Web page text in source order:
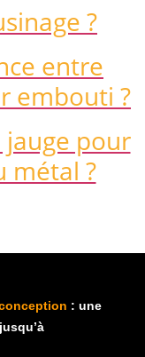
?
entre
embouti ?
pour
métal ?
: une